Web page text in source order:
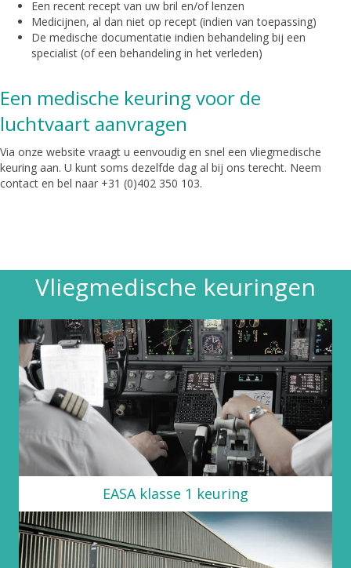
Een recent recept van uw bril en/of lenzen
Medicijnen, al dan niet op recept (indien van toepassing)
De medische documentatie indien behandeling bij een
specialist (of een behandeling in het verleden)
Een medische keuring voor de
luchtvaart aanvragen
Via onze website vraagt u eenvoudig en snel een vliegmedische
keuring aan. U kunt soms dezelfde dag al bij ons terecht. Neem
contact en bel naar +31 (0)402 350 103.
Vliegmedische keuringen
EASA klasse 1 keuring